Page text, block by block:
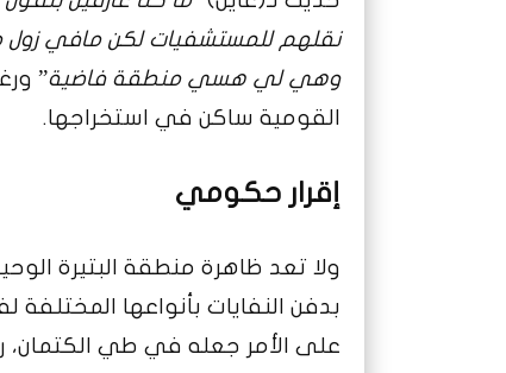
نقلهم للمستشفيات لكن مافي زول
وهي لي هسي منطقة فاضية”
القومية ساكن في استخراجها.
إقرار حكومي
ولا تعد ظاهرة منطقة البتيرة
بدفن النفايات بأنواعها
على الأمر جعله في طي الكتمان،